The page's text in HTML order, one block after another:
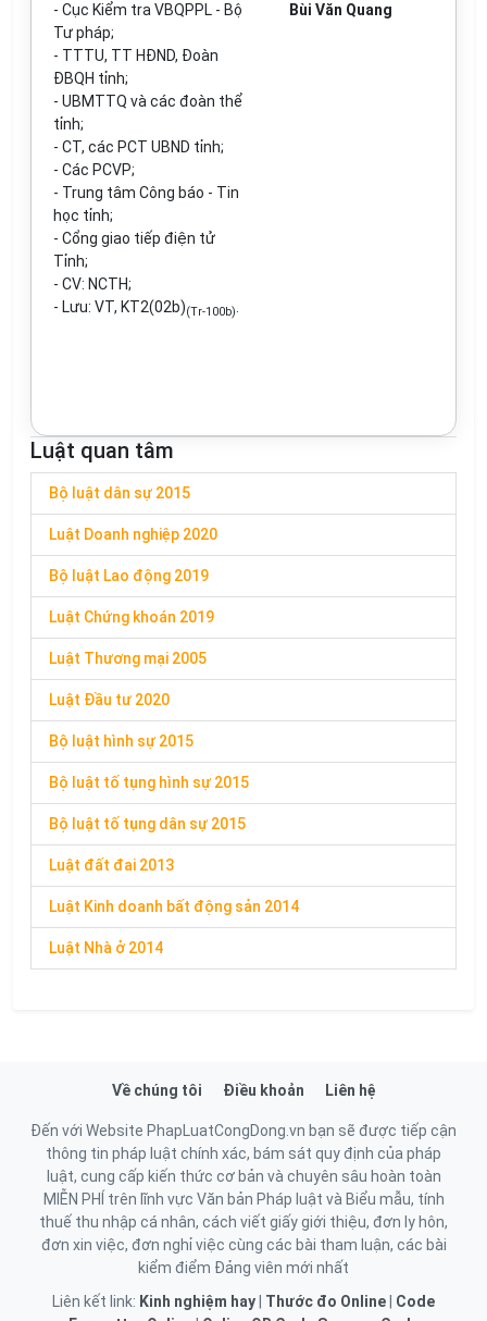
- Cục Kiểm tra VBQPPL - Bộ
Tư pháp;
- TTTU, TT HĐND, Đoàn
ĐBQH tỉnh;
- UBMTTQ và các đoàn thể
tỉnh;
- CT, các PCT UBND tỉnh;
- Các PCVP;
- Trung tâm Công báo - Tin
học tỉnh;
- Cổng giao tiếp điện tử
Tỉnh;
- CV: NCTH;
- Lưu: VT, KT2(02b)(Tr-100b)
Bùi Văn Quang
Luật quan tâm
Bộ luật dân sự 2015
Luật Doanh nghiệp 2020
Bộ luật Lao động 2019
Luật Chứng khoán 2019
Luật Thương mại 2005
Luật Đầu tư 2020
Bộ luật hình sự 2015
Bộ luật tố tụng hình sự 2015
Bộ luật tố tụng dân sự 2015
Luật đất đai 2013
Luật Kinh doanh bất động sản 2014
Luật Nhà ở 2014
Về chúng tôi Điều khoản Liên hệ
Đến với Website PhapLuatCongDong.vn bạn sẽ được tiếp cận
thông tin pháp luật chính xác, bám sát quy định của pháp
luật, cung cấp kiến thức cơ bản và chuyên sâu hoàn toàn
MIỄN PHÍ trên lĩnh vực Văn bản Pháp luật và Biểu mẫu, tính
thuế thu nhập cá nhân, cách viết giấy giới thiệu, đơn ly hôn,
đơn xin việc, đơn nghỉ việc cùng các bài tham luận, các bài
kiểm điểm Đảng viên mới nhất
Liên kết link: Kinh nghiệm hay Thước đo Online
Code